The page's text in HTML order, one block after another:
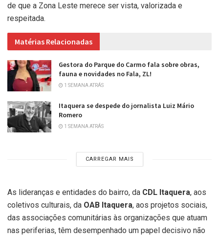
de que a Zona Leste merece ser vista, valorizada e
respeitada.
Matérias Relacionadas
Gestora do Parque do Carmo fala sobre obras,
fauna e novidades no Fala, ZL!
1 SEMANA ATRÁS
Itaquera se despede do jornalista Luiz Mário
Romero
1 SEMANA ATRÁS
CARREGAR MAIS
As lideranças e entidades do bairro, da CDL Itaquera, aos
coletivos culturais, da OAB Itaquera, aos projetos sociais,
das associações comunitárias às organizações que atuam
nas periferias, têm desempenhado um papel decisivo não